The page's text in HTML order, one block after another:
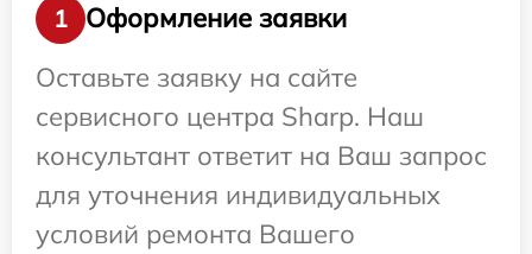
1
Оформление заявки
Оставьте заявку на сайте
сервисного центра Sharp. Наш
консультант ответит на Ваш запрос
для уточнения индивидуальных
условий ремонта Вашего